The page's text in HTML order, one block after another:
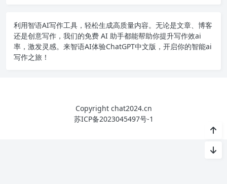
利用智语AI写作工具，轻松生成高质量内容。无论是文章、博客
还是创意写作，我们的免费 AI 助手都能帮助你提升写作效ai
率，激发灵感。来智语AI体验ChatGPT中文版 ，开启你的智能ai
写作之旅！
Copyright chat2024.cn
苏ICP备2023045497号-1